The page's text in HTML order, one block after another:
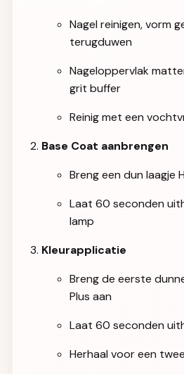
Nagel reinigen, vorm
terugduwen
Nageloppervlak
grit buffer
Reinig met een
Base Coat aanbrengen
Breng een dun laagje
Laat 60 seconden
lamp
Kleurapplicatie
Breng de eerste
Plus aan
Laat 60 seconden
Herhaal voor een